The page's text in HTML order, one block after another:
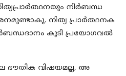
നിർബന്ധ
നിത്യ പ്രാർത്ഥനക
കൂടി പ്രയോഗവൽ
ഭൗതിക വിഷയമല്ല, അ